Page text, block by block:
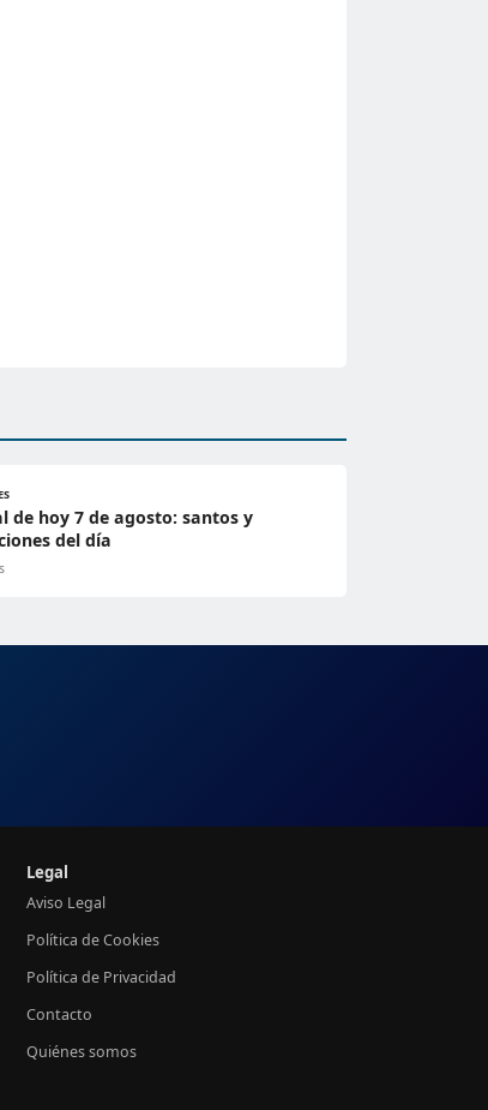
de hoy 7 de agosto: santos y
del día
Legal
Aviso Legal
Política de Cookies
Política de Privacidad
Contacto
Quiénes somos